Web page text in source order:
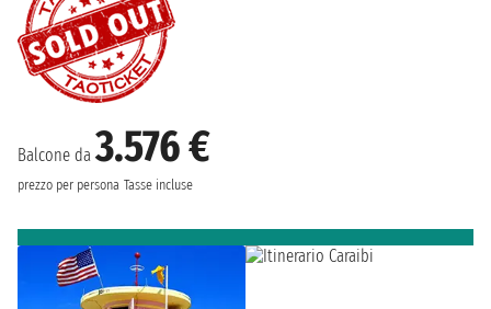
Balcone da3.576 €
prezzo per persona Tasse incluse